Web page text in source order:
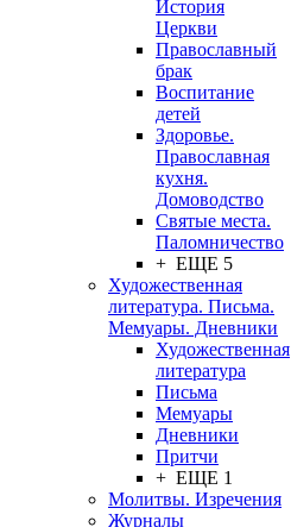
История
Церкви
Православный
брак
Воспитание
детей
Здоровье.
Православная
кухня.
Домоводство
Святые места.
Паломничество
+ ЕЩЕ 5
Художественная
литература. Письма.
Мемуары. Дневники
Художественная
литература
Письма
Мемуары
Дневники
Притчи
+ ЕЩЕ 1
Молитвы. Изречения
Журналы